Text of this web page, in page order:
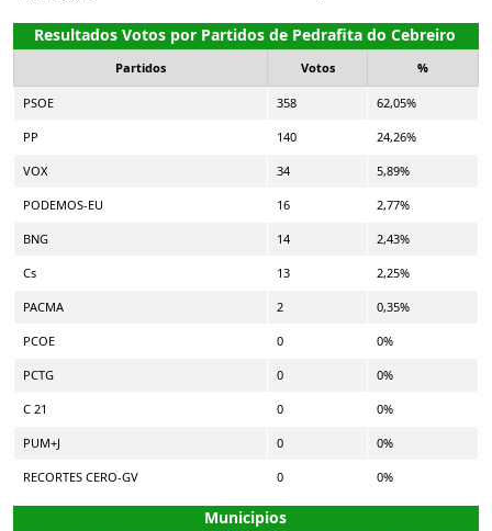
Resultados Votos por Partidos de Pedrafita do Cebreiro
Partidos Votos %
PSOE 358 62,05%
PP 140 24,26%
VOX 34 5,89%
PODEMOS-EU 16 2,77%
BNG 14 2,43%
Cs 13 2,25%
PACMA 2 0,35%
PCOE 0 0%
PCTG 0 0%
C 21 0 0%
PUM+J 0 0%
RECORTES CERO-GV 0 0%
Municipios